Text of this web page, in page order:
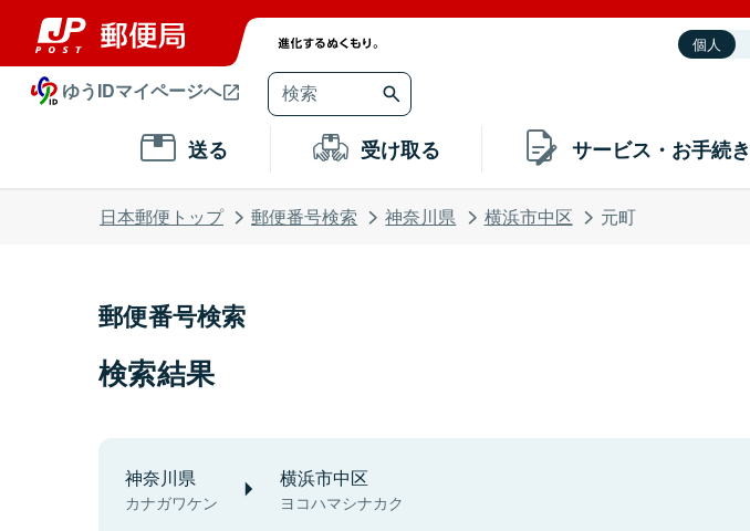
個人
ゆうIDマイページへ
送る 受け取る サービス・お手続き
日本郵便トップ 郵便番号検索 神奈川県 横浜市中区 元町
郵便番号検索
検索結果
神奈川県
カナガワケン
横浜市中区
ヨコハマシナカク